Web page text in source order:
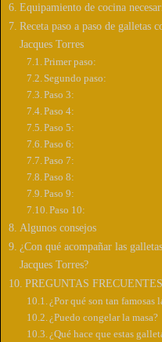
Equipamiento de cocina
Receta paso a paso de galletas
Jacques Torres
Primer paso:
Segundo paso:
Paso 3:
Paso 4:
Paso 5:
Paso 6:
Paso 7:
Paso 8:
Paso 9:
Paso 10:
Algunos consejos
¿Con qué acompañar las
Jacques Torres?
PREGUNTAS FRECUENTES
¿Por qué son tan famosas
¿Puedo congelar la masa?
¿Qué hace que estas